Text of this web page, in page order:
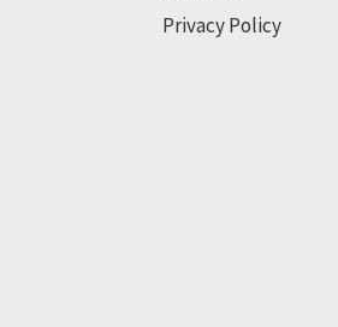
Privacy Policy